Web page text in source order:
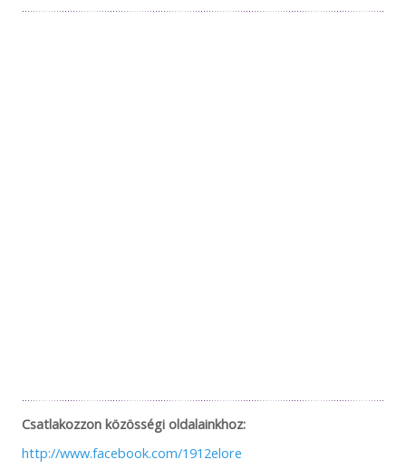
Csatlakozzon közösségi oldalainkhoz:
http://www.facebook.com/1912elore